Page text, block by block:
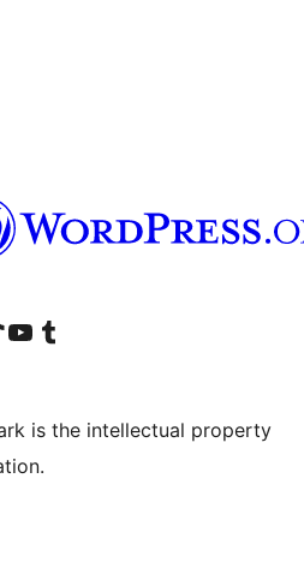
account
TikTok account
Visit our YouTube channel
Visit our Tumblr account
is the intellectual property